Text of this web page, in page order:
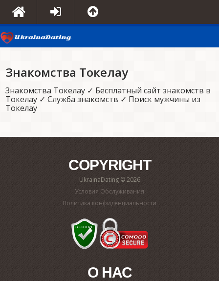
Знакомства Токелау
Знакомства Токелау ✓ Бесплатный сайт знакомств в
Токелау ✓ Служба знакомств ✓ Поиск мужчины из
Токелау
COPYRIGHT
UkrainaDating © 2026
Условия Обслуживания
Политика конфиденциальности
О НАС